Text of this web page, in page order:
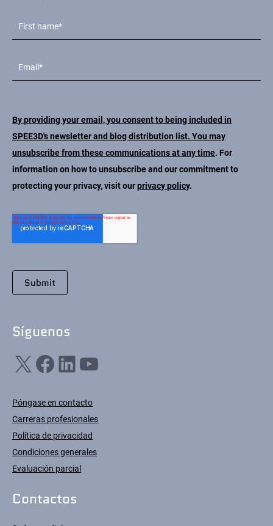
By providing your email, you consent to being included in
SPEE3D's newsletter and blog distribution list. You may
unsubscribe from these communications at any time. For
information on how to unsubscribe and our commitment to
protecting your privacy, visit ourprivacy policy.
Síguenos
X Facebook LinkedIn YouTube
Póngase en contacto
Carreras profesionales
Política de privacidad
Condiciones generales
Evaluación parcial
Contactos